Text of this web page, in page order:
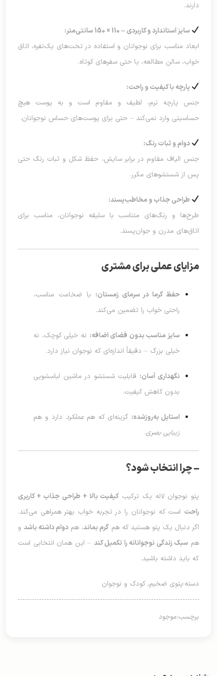
دارند.
سایز استاندارد و کاربردی — 110 × 150 سانتی‌متر:
ابعاد مناسب برای نوجوانان و استفاده در تخت‌های یک‌نفره، اتاق
خواب، سالن مطالعه، یا حتی سفرهای کوتاه.
پارچه با کیفیت و راحت:
جنس پارچه نرم، لطیف و مقاوم است و به پوست هیچ
حساسیتی وارد نمی‌کند — حتی برای پوست‌های حساس نوجوانان.
دوام و ثبات رنگ:
جنس الیاف مقاوم در برابر سایش، حفظ شکل و ثبات رنگ حتی
پس از شستشوهای مکرر.
طراحی جذاب و مخاطب‌پسند:
طرح‌ها و رنگ‌های متناسب با سلیقه نوجوانان، مناسب برای
اتاق‌های مدرن و جوان‌پسند.
مزایای عملی برای مشتری
حفظ گرما در سرمای زمستان: با ضخامت مناسب،
راحتی خواب را تضمین می‌کند.
سایز مناسب بدون فضای اضافه: نه خیلی کوچک، نه
خیلی بزرگ — دقیقاً اندازه‌ای که نوجوان نیاز دارد.
نگهداری آسان: قابلیت شستشو در ماشین لباسشویی
بدون کاهش کیفیت.
استایل به‌روزشده: گزینه‌ای که همعملکرد دارد و هم
زیبایی بصری.
— چرا انتخاب شود؟
پتو نوجوان لاله یک ترکیب کیفیت بالا + طراحی جذاب + کاربری
راحت است که نوجوانان را در تجربه خواب بهتر همراهی می‌کند.
اگر دنبال یک پتو هستید که هم گرم بماند، هم دوام داشته باشد و
هم سبک زندگی نوجوانانه را تکمیل کند — این همان انتخابی است
که باید داشته باشید.
دسته:پتوی ضخیم,کودک و نوجوان
برچسب:موجود